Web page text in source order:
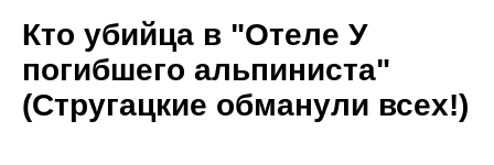
Кто убийца в "Отеле У
погибшего альпиниста"
(Стругацкие обманули всех!)